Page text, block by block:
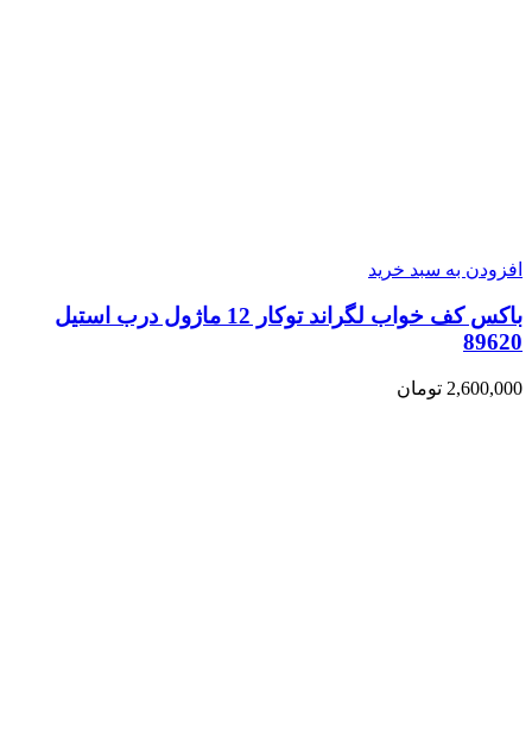
افزودن به سبد خرید
باکس کف خواب لگراند توکار 12 ماژول درب استیل
89620
2,600,000 تومان